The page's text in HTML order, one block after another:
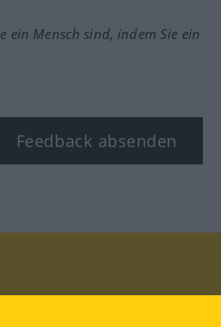
ein Mensch sind, indem Sie ein
Feedback absenden